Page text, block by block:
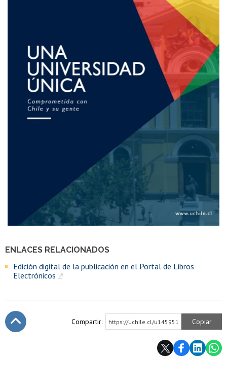
ENLACES RELACIONADOS
Edición digital de la publicación en el Portal de Libros
Electrónicos
Compartir: https://uchile.cl/u145951 Copiar